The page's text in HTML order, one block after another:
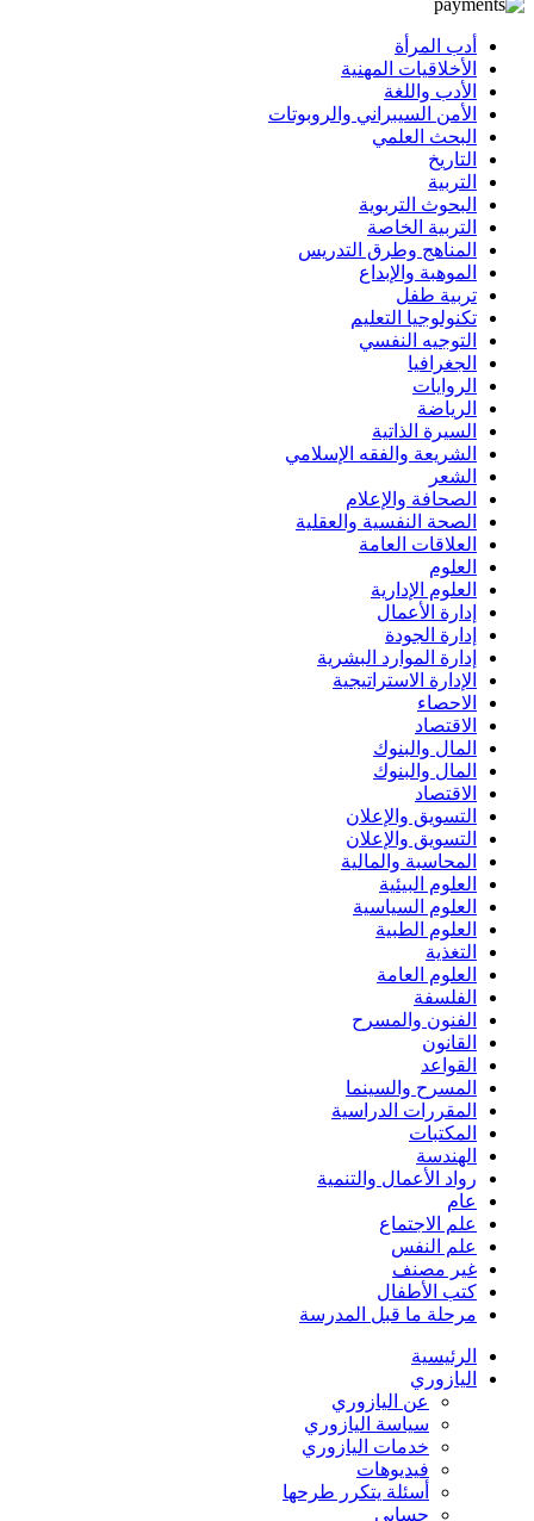
أدب المرأة
الأخلاقيات المهنية
الأدب واللغة
الأمن السيبراني والروبوتات
البحث العلمي
التاريخ
التربية
البحوث التربوية
التربية الخاصة
المناهج وطرق التدريس
الموهبة والإبداع
تربية طفل
تكنولوجيا التعليم
التوجيه النفسي
الجغرافيا
الروايات
الرياضة
السيرة الذاتية
الشريعة والفقه الإسلامي
الشعر
الصحافة والإعلام
الصحة النفسية والعقلية
العلاقات العامة
العلوم
العلوم الإدارية
إدارة الأعمال
إدارة الجودة
إدارة الموارد البشرية
الإدارة الاستراتيجية
الاحصاء
الاقتصاد
المال والبنوك
المال والبنوك
الاقتصاد
التسويق والإعلان
التسويق والإعلان
المحاسبة والمالية
العلوم البيئية
العلوم السياسية
العلوم الطبية
التغذية
العلوم العامة
الفلسفة
الفنون والمسرح
القانون
القواعد
المسرح والسينما
المقررات الدراسية
المكتبات
الهندسة
رواد الأعمال والتنمية
عام
علم الاجتماع
علم النفس
غير مصنف
كتب الأطفال
مرحلة ما قبل المدرسة
الرئيسية
اليازوري
عن اليازوري
سياسة اليازوري
خدمات اليازوري
فيديوهات
أسئلة يتكرر طرحها
حسابي